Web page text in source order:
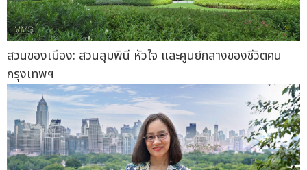
สวนของเมือง: สวนลุมพินี หัวใจ และศูนย์กลางของชีวิตคน
กรุงเทพฯ